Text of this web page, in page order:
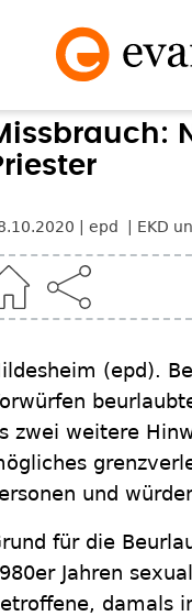
epd EKD
(epd).
zwei weitere
und
für die
Jahren
damals